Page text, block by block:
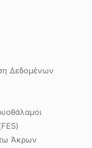
Δεδομένων
Άκρων